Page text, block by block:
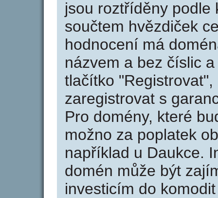
jsou roztříděny podle
součtem hvězdiček
hodnocení má
názvem a bez číslic
tlačítko
zaregistrovat s
Pro domény, které
možno za poplatek
například u Daukce.
domén může být
investicím do